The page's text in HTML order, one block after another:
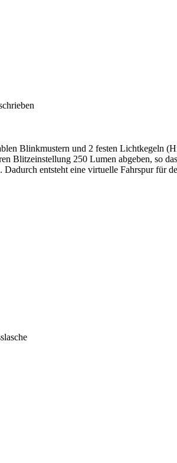
Blinkmustern und 2 festen Lichtkegeln
Blitzeinstellung 250 Lumen abgeben, so
entsteht eine virtuelle Fahrspur für